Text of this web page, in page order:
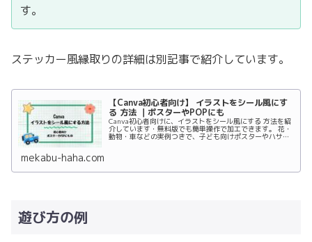
す。
ステッカー風縁取りの詳細は別記事で紹介しています。
【Canva初心者向け】 イラストをシール風にす
る 方法 ｜ポスターやPOPにも
Canva初心者向けに、イラストをシール風にする 方法を紹
介しています・無料版でも簡単操作で加工できます。 花・
動物・車などの実例つきで、子ども向けポスターやハサミ
mekabu-haha.com
遊び方の例